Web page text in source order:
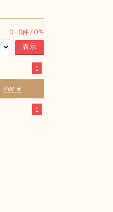
0 - 0件 /0件
1
PW ▼
1